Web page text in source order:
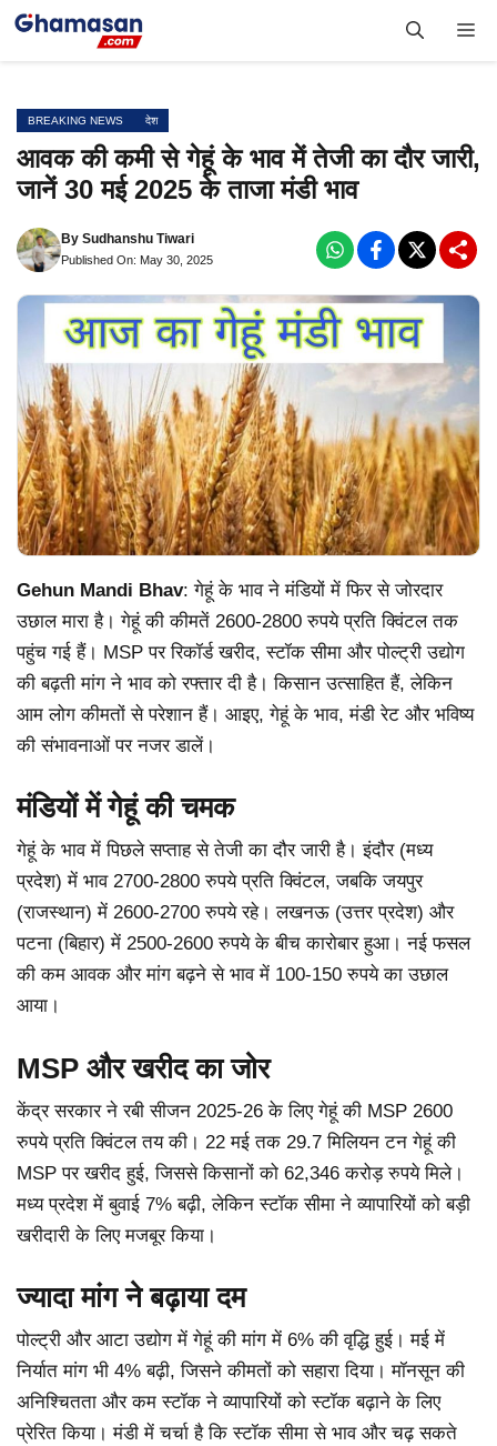
Skip
BREAKING NEWS देश
आवक की कमी से गेहूं के भाव में तेजी का दौर जारी,
जानें 30 मई 2025 के ताजा मंडी भाव
By Sudhanshu Tiwari
Published On: May 30, 2025
Gehun Mandi Bhav: गेहूं के भाव ने मंडियों में फिर से जोरदार
उछाल मारा है। गेहूं की कीमतें 2600-2800 रुपये प्रति क्विंटल तक
पहुंच गई हैं। MSP पर रिकॉर्ड खरीद, स्टॉक सीमा और पोल्ट्री उद्योग
की बढ़ती मांग ने भाव को रफ्तार दी है। किसान उत्साहित हैं, लेकिन
आम लोग कीमतों से परेशान हैं। आइए, गेहूं के भाव, मंडी रेट और भविष्य
की संभावनाओं पर नजर डालें।
मंडियों में गेहूं की चमक
गेहूं के भाव में पिछले सप्ताह से तेजी का दौर जारी है। इंदौर (मध्य
प्रदेश) में भाव 2700-2800 रुपये प्रति क्विंटल, जबकि जयपुर
(राजस्थान) में 2600-2700 रुपये रहे। लखनऊ (उत्तर प्रदेश) और
पटना (बिहार) में 2500-2600 रुपये के बीच कारोबार हुआ। नई फसल
की कम आवक और मांग बढ़ने से भाव में 100-150 रुपये का उछाल
आया।
MSP और खरीद का जोर
केंद्र सरकार ने रबी सीजन 2025-26 के लिए गेहूं की MSP 2600
रुपये प्रति क्विंटल तय की। 22 मई तक 29.7 मिलियन टन गेहूं की
MSP पर खरीद हुई, जिससे किसानों को 62,346 करोड़ रुपये मिले।
मध्य प्रदेश में बुवाई 7% बढ़ी, लेकिन स्टॉक सीमा ने व्यापारियों को बड़ी
खरीदारी के लिए मजबूर किया।
ज्यादा मांग ने बढ़ाया दम
पोल्ट्री और आटा उद्योग में गेहूं की मांग में 6% की वृद्धि हुई। मई में
निर्यात मांग भी 4% बढ़ी, जिसने कीमतों को सहारा दिया। मॉनसून की
अनिश्चितता और कम स्टॉक ने व्यापारियों को स्टॉक बढ़ाने के लिए
प्रेरित किया। मंडी में चर्चा है कि स्टॉक सीमा से भाव और चढ़ सकते